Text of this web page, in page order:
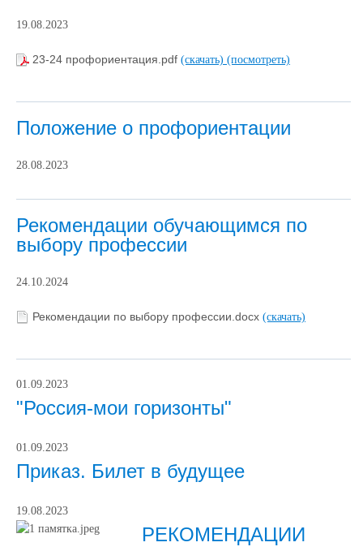
19.08.2023
23-24 профориентация.pdf (скачать) (посмотреть)
Положение о профориентации
28.08.2023
Рекомендации обучающимся по
выбору профессии
24.10.2024
Рекомендации по выбору профессии.docx (скачать)
01.09.2023
"Россия-мои горизонты"
01.09.2023
Приказ. Билет в будущее
19.08.2023
РЕКОМЕНДАЦИИ